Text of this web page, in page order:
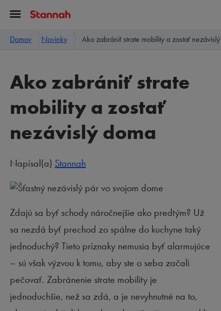
Domov Novinky Ako zabrániť strate mobility a zostať
Ako zabrániť strate
mobility a zostať
nezávislý doma
Napísal(a) Stannah
Zdajú sa byť schody náročnejšie ako predtým? Už
sa nezdá byť prechod zo spálne do kuchyne taký
jednoduchý? Tieto príznaky nemusia byť alarmujúce
– sú však výzvou k tomu, aby ste o seba začali
pečovať. Zabránenie strate mobility je
jednoduchšie, než sa zdá, a je nevyhnutné na to,